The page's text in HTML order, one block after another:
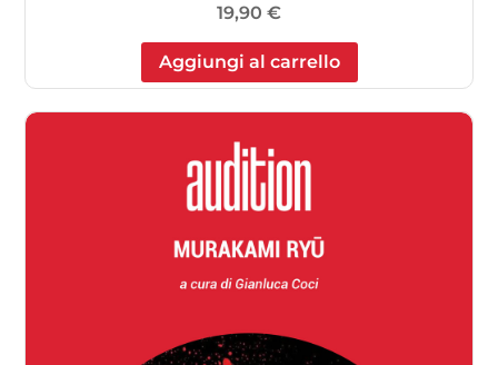
19,90 €
Aggiungi al carrello